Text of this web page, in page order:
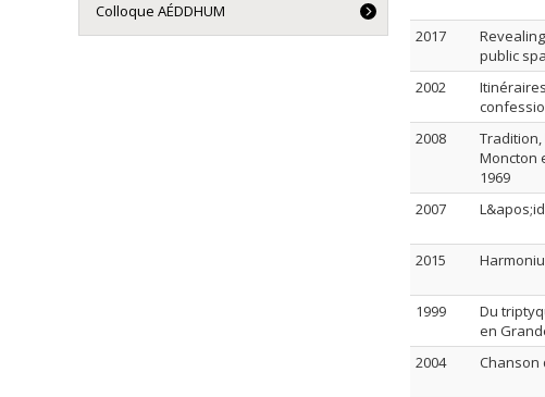
2017
public
2002
2008
Moncton
1969
2007
2015
1999
Du
en
2004
Chanson
Colloque AÉDDHUM